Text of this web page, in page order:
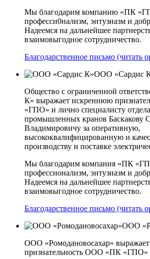
Мы благодарим компанию «ПК
професси0нализм, энтузиазм и
Надеемся на дальнейшее
взаимовыгодное сотрудничество.
Благодарственное письмо (читать
ООО «Сардис
Общество с ограниченной
К» выражает искреннюю
«ГПО» и лично специалисту
промышленных кранов Баскакову
Владимировичу за оперативную,
высококвалифицированную и
производству и поставке
Мы благодарим компания «ПК
профессионализм, энтузиазм и
Надеемся на дальнейшее
взаимовыгодное сотрудничество.
Благодарственное письмо (читать
ООО
ООО «Ромодановосахар»
признательность ООО «ПК «ГПО»